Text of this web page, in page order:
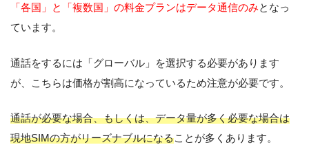
「各国」と「複数国」の料金プランはデータ通信のみとなっ
ています。
通話をするには「グローバル」を選択する必要があります
が、こちらは価格が割高になっているため注意が必要です。
通話が必要な場合、もしくは、データ量が多く必要な場合は
現地SIMの方がリーズナブルになることが多くあります。